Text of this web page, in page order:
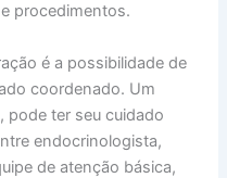
procedimentos.
é a possibilidade de
coordenado. Um
pode ter seu cuidado
endocrinologista,
de atenção básica,